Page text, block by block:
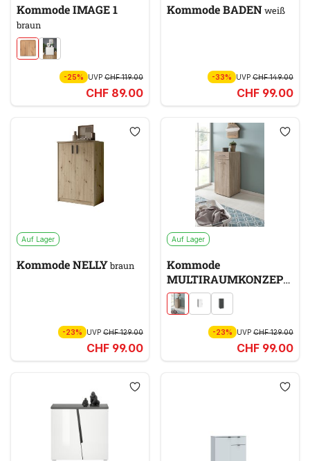
Kommode IMAGE 1
braun
-25% UVP CHF 119.00
CHF 89.00
Kommode BADENweiß
-33% UVPCHF 149.00
CHF 99.00
Auf Lager
Kommode NELLYbraun
-23% UVP CHF 129.00
CHF 99.00
Auf Lager
Kommode
MULTIRAUMKONZEPT
braun
-23% UVPCHF 129.00
CHF 99.00